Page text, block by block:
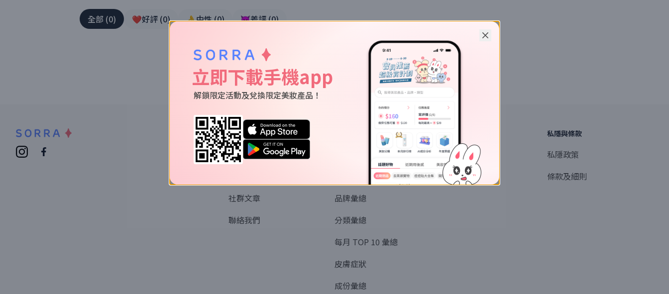
全部 (0) ❤️好評 (0) 👌中性(0) 👿差評(0)
關於我們
認識SORRA
社群文章
聯絡我們
品牌彙總
分類彙總
每月 TOP 10 彙總
皮膚症狀
成份彙總
探索
商業或媒體聯絡
產品提名
私隱與條款
私隱政策
條款及細則
立即下載手機app
解鎖限定活動及兌換限定美妝產品！